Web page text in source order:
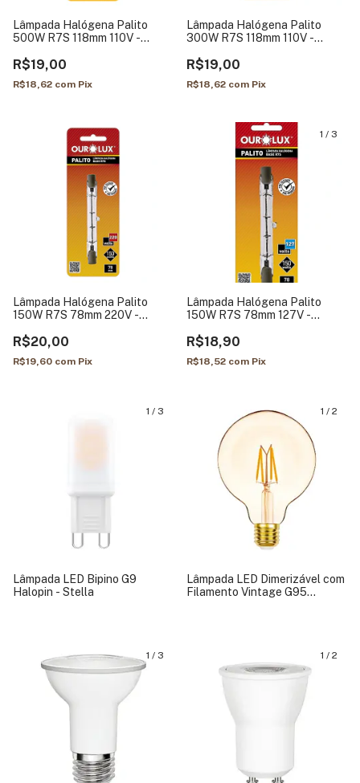
Lâmpada Halógena Palito
500W R7S 118mm 110V -
R$19,00
R$18,62 com Pix
Lâmpada Halógena Palito
300W R7S 118mm 110V -
R$19,00
R$18,62 com Pix
Lâmpada Halógena Palito
150W R7S 78mm 220V -
R$20,00
R$19,60 com Pix
1 / 3
Lâmpada Halógena Palito
150W R7S 78mm 127V -
R$18,90
R$18,52 com Pix
1 / 3
Lâmpada LED Bipino G9
Halopin - Stella
1 / 2
Lâmpada LED Dimerizável com
Filamento Vintage G95
1 / 3 1 / 2